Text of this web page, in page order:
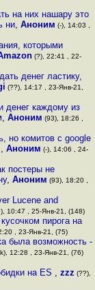
на них нашару это
ни, Аноним (-), 14:03 ,
которыми
(?), 22:41 , 22-
денег ластику,
(??), 14:17 , 23-Янв-21,
денег каждому из
, Аноним (93), 18:26 ,
но комитов с google
, Аноним (-), 14:06 , 24-
постеры не
,Аноним (93), 18:20 ,
Lucene and
10:47 , 25-Янв-21, (148)
пирога на
, 23-Янв-21, (75)
была возможность -
12:28 , 23-Янв-21, (76)
на ES ,zzz (??),